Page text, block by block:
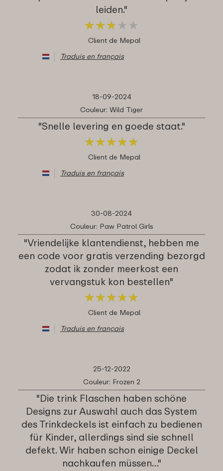
leiden."
★★★ ★ ★
★★★ ★ ★
Client de Mepal
Traduis en français
18-09-2024
Couleur: Wild Tiger
"Snelle levering en goede staat."
★★★★★
★★★★★
Client de Mepal
Traduis en français
30-08-2024
Couleur: Paw Patrol Girls
"Vriendelijke klantendienst, hebben me
een code voor gratis verzending bezorgd
zodat ik zonder meerkost een
vervangstuk kon bestellen"
★★★★★
★★★★★
Client de Mepal
Traduis en français
25-12-2022
Couleur: Frozen 2
"Die trink Flaschen haben schöne
Designs zur Auswahl auch das System
des Trinkdeckels ist einfach zu bedienen
für Kinder, allerdings sind sie schnell
defekt. Wir haben schon einige Deckel
nachkaufen müssen…"